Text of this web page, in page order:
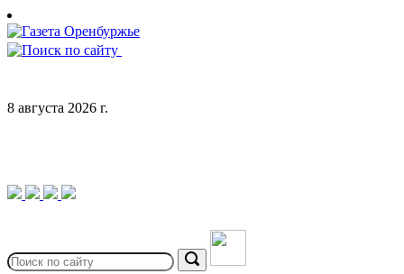
Skip
to
content
8 августа 2026 г.
for:
Search